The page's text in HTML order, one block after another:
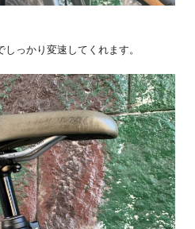
っかり変速してくれます。